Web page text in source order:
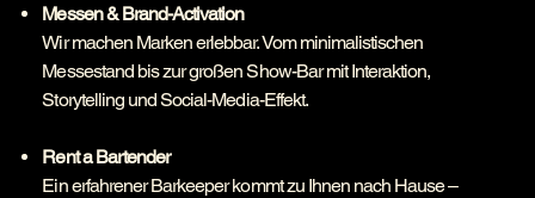
Messen & Brand-Activation
Wir machen Marken erlebbar. Vom minimalistischen
Messestand bis zur großen Show-Bar mit Interaktion,
Storytelling und Social-Media-Effekt.
Rent a Bartender
Ein erfahrener Barkeeper kommt zu Ihnen nach Hause –